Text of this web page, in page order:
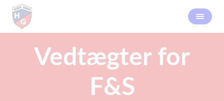
Vedtægter for
F&S